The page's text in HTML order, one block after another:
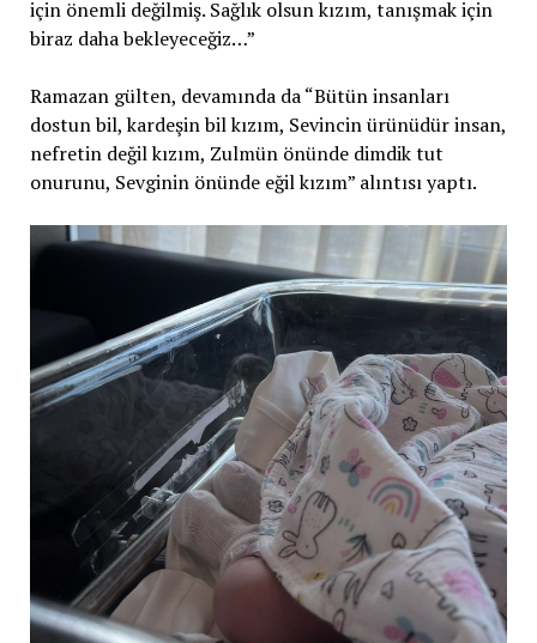
için önemli değilmiş. Sağlık olsun kızım, tanışmak için
biraz daha bekleyeceğiz…”
Ramazan gülten, devamında da “Bütün insanları
dostun bil, kardeşin bil kızım, Sevincin ürünüdür insan,
nefretin değil kızım, Zulmün önünde dimdik tut
onurunu, Sevginin önünde eğil kızım” alıntısı yaptı.